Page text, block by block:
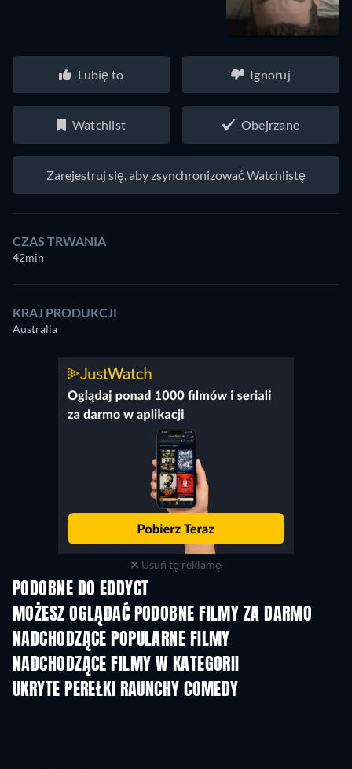
Lubię to Ignoruj
Watchlist Obejrzane
Zarejestruj się, aby zsynchronizować Watchlistę
CZAS TRWANIA
42min
KRAJ PRODUKCJI
Australia
Usuń tę reklamę
PODOBNE DO EDDYCT
MOŻESZ OGLĄDAĆ PODOBNE FILMY ZA DARMO
NADCHODZĄCE POPULARNE FILMY
NADCHODZĄCE FILMY W KATEGORII
UKRYTE PEREŁKI RAUNCHY COMEDY